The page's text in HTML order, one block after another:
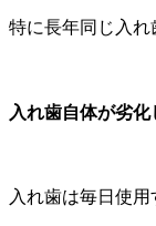
特に長年同じ入れ
入れ歯自体が劣化
入れ歯は毎日使